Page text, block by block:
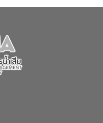
ป็นการดึงจุดแข็งและความ
ผสานกับประสบการณ์และ
ยีโครงข่ายน้ำครบวงจรในพื้นที่ EEC
วอเตอร์ เพื่อร่วมกันศึกษา
ยีการปรับปรุงคุณภาพน้ำ (Water
ละพัฒนารูปแบบการดำเนินงาน
งสูงขึ้นจากการขยายตัวของ